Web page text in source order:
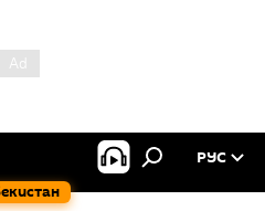
РУС